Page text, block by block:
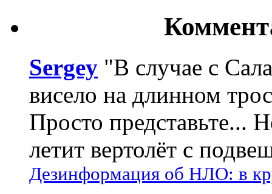
Sergey "В случае с
висело на длинном
Просто представьте...
летит вертолёт с
Дезинформация об НЛО: в